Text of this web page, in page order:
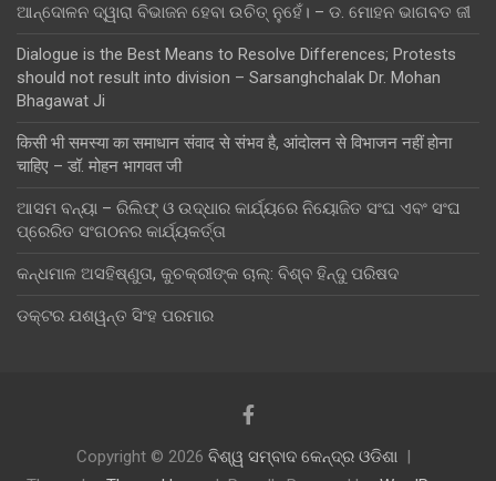
ଆନ୍ଦୋଳନ ଦ୍ୱାରା ବିଭାଜନ ହେବା ଉଚିତ୍ ନୁହେଁ। – ଡ. ମୋହନ ଭାଗବତ ଜୀ
Dialogue is the Best Means to Resolve Differences; Protests
should not result into division – Sarsanghchalak Dr. Mohan
Bhagawat Ji
किसी भी समस्या का समाधान संवाद से संभव है, आंदोलन से विभाजन नहीं होना
चाहिए – डॉ. मोहन भागवत जी
ଆସମ ବନ୍ୟା – ରିଲିଫ୍ ଓ ଉଦ୍ଧାର କାର୍ଯ୍ୟରେ ନିୟୋଜିତ ସଂଘ ଏବଂ ସଂଘ
ପ୍ରେରିତ ସଂଗଠନର କାର୍ଯ୍ୟକର୍ତ୍ତା
କନ୍ଧମାଳ ଅସହିଷ୍ଣୁତା, କୁଚକ୍ରୀଙ୍କ ଚାଲ୍: ବିଶ୍ବ ହିନ୍ଦୁ ପରିଷଦ
ଡକ୍ଟର ଯଶୱନ୍ତ ସିଂହ ପରମାର
Copyright © 2026 ବିଶ୍ୱ ସମ୍ବାଦ କେନ୍ଦ୍ର ଓଡିଶା